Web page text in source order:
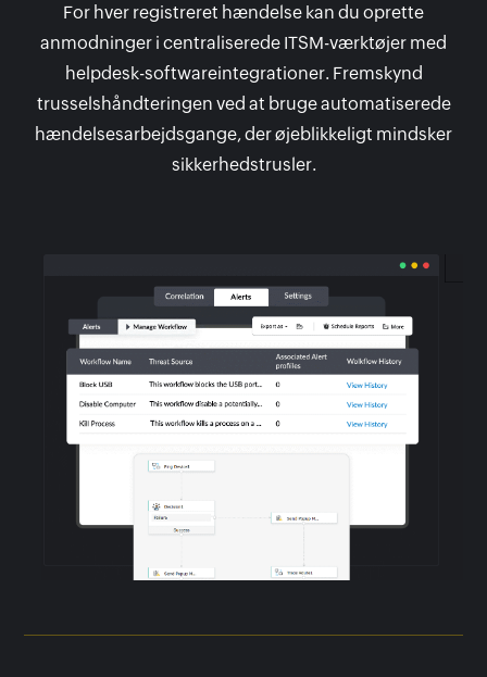
For hver registreret hændelse kan du oprette
anmodninger i centraliserede ITSM-værktøjer med
helpdesk-softwareintegrationer. Fremskynd
trusselshåndteringen ved at bruge automatiserede
hændelsesarbejdsgange, der øjeblikkeligt mindsker
sikkerhedstrusler.